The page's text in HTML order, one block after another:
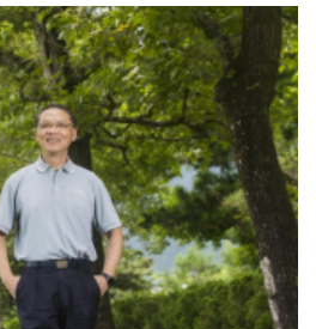
才召開董事會，由第二大股東宏碁的
，宏碁8/7晚間發布重訊，法人代表李
發現公司存在內部管理缺失，因此，
經理等職務。李文詳接掌不到2天便火
大。